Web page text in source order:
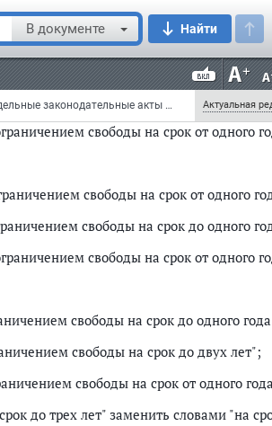
В документе Найти
Федеральный закон от 27 декабря 2009 г. N 377-ФЗ "О внесении изменений в отдельные законодательные акты Российской Федерации в связи с введением в действие положений Уголовного кодекса Российской Федерации и Уголовно-исполнительного кодекса Российской Федерации о наказании в виде ограничения свободы" (с изменениями и дополнениями) Актуальная
свободы на срок от одного
свободы на срок до одного
свободы на срок от одного
свободы на срок от одного
свободы на срок до одного
свободы на срок от одного
свободы на срок до одного
свободы на срок до двух лет";
свободы на срок от одного
до трех лет" заменить словами "на